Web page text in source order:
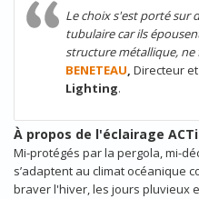
Le choix s'est porté sur
tubulaire car ils
structure métallique,
BENETEAU, Directeur et
Lighting.
À propos de l'éclairage
Mi-protégés par la pergola, mi-
s’adaptent au climat océanique
braver l'hiver, les jours pluvieux